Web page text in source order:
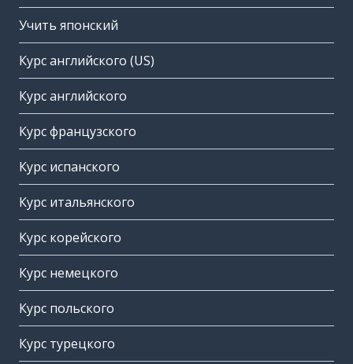
Учить японский
Курс английского (US)
Курс английского
Курс французского
Курс испанского
Курс итальянского
Курс корейского
Курс немецкого
Курс польского
Курс турецкого